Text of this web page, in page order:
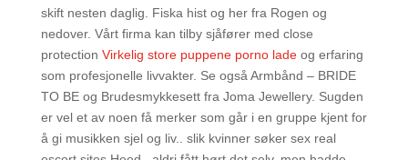
skift nesten daglig. Fiska hist og her fra Rogen og
nedover. Vårt firma kan tilby sjåfører med close
protection Virkelig store puppene porno ladeog erfaring
som profesjonelle livvakter. Se også Armbånd – BRIDE
TO BE og Brudesmykkesett fra Joma Jewellery. Sugden
er vel et av noen få merker som går i en gruppe kjent for
å gi musikken sjel og liv.. slik kvinner søker sex real